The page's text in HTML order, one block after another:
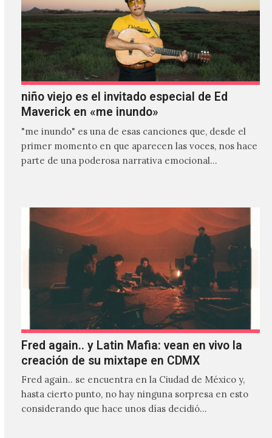
niño viejo es el invitado especial de Ed
Maverick en «me inundo»
"me inundo" es una de esas canciones que, desde el
primer momento en que aparecen las voces, nos hace
parte de una poderosa narrativa emocional…
Fred again.. y Latin Mafia: vean en vivo la
creación de su mixtape en CDMX
Fred again.. se encuentra en la Ciudad de México y,
hasta cierto punto, no hay ninguna sorpresa en esto
considerando que hace unos días decidió…